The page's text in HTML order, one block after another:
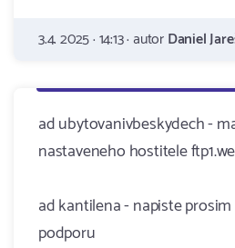
3.4. 2025 · 14:13 · autorDaniel
ad ubytovanivbeskydech -
nastaveneho hostitele
ad kantilena - napiste
podporu